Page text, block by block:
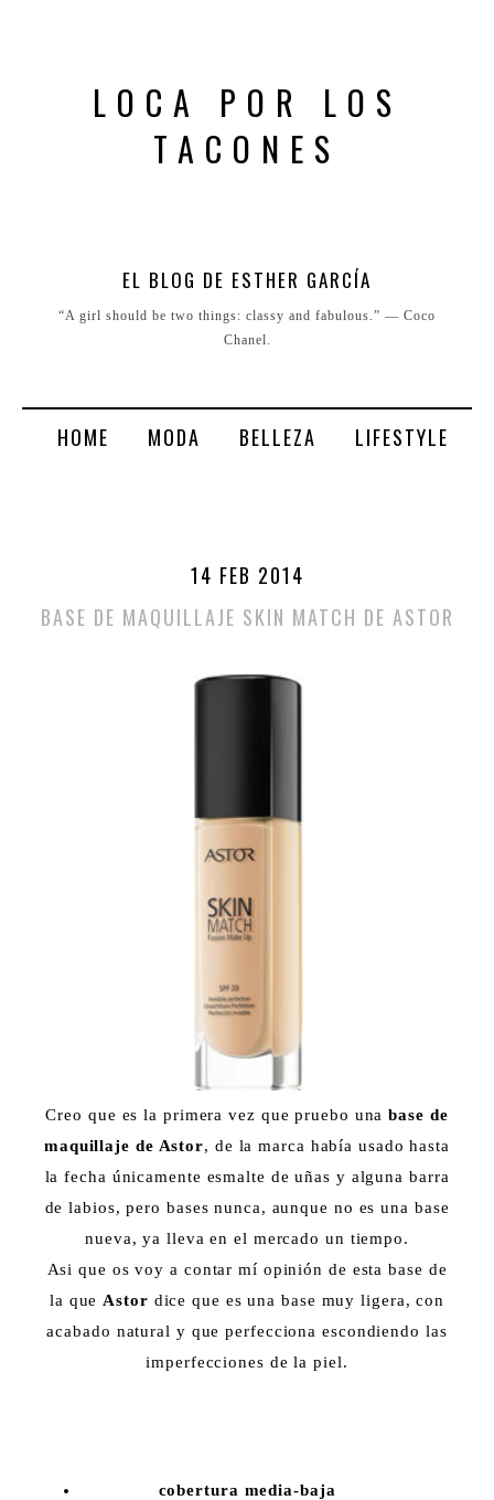
LOCA POR LOS
TACONES
EL BLOG DE ESTHER GARCÍA
“A girl should be two things: classy and fabulous.” ― Coco
Chanel.
HOME MODA BELLEZA LIFESTYLE
14 FEB 2014
BASE DE MAQUILLAJE SKIN MATCH DE ASTOR
Creo que es la primera vez que pruebo unabase de
maquillaje de Astor, de la marca había usado hasta
la fecha únicamente esmalte de uñas y alguna barra
de labios, pero bases nunca, aunque no es una base
nueva, ya lleva en el mercado un tiempo.
Asi que os voy a contar mí opinión de esta base de
la que Astor dice que es una base muy ligera, con
acabado natural y que perfecciona escondiendo las
imperfecciones de la piel.
cobertura media-baja